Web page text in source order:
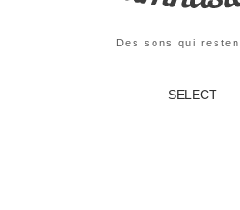
Des sons qui
SELECT